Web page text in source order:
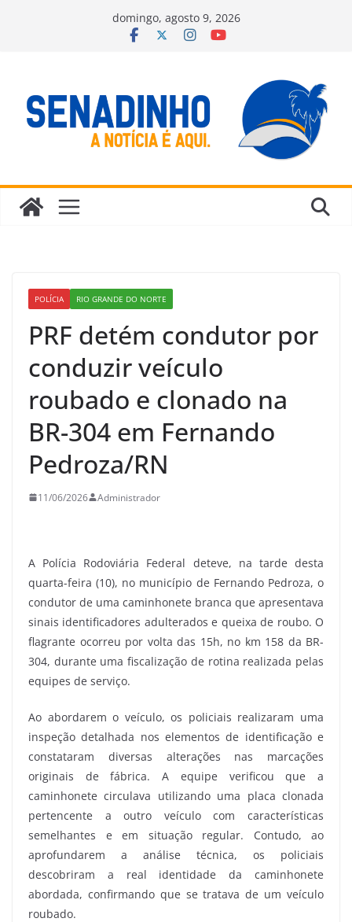
domingo, agosto 9, 2026
POLÍCIA RIO GRANDE DO NORTE
PRF detém condutor por
conduzir veículo
roubado e clonado na
BR-304 em Fernando
Pedroza/RN
11/06/2026 Administrador
A Polícia Rodoviária Federal deteve, na tarde desta
quarta-feira (10), no município de Fernando Pedroza, o
condutor de uma caminhonete branca que apresentava
sinais identificadores adulterados e queixa de roubo. O
flagrante ocorreu por volta das 15h, no km 158 da BR-
304, durante uma fiscalização de rotina realizada pelas
equipes de serviço.
Ao abordarem o veículo, os policiais realizaram uma
inspeção detalhada nos elementos de identificação e
constataram diversas alterações nas marcações
originais de fábrica. A equipe verificou que a
caminhonete circulava utilizando uma placa clonada
pertencente a outro veículo com características
semelhantes e em situação regular. Contudo, ao
aprofundarem a análise técnica, os policiais
descobriram a real identidade da caminhonete
abordada, confirmando que se tratava de um veículo
roubado.